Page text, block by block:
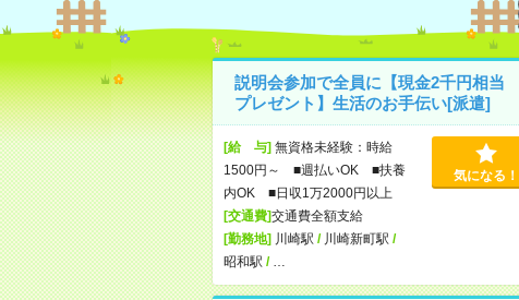
説明会参加で全員に【現金2千円相当
プレゼント】生活のお手伝い[派遣]
[給 与]無資格未経験：時給
1500円～ ■週払いOK ■扶養
内OK ■日収1万2000円以上
[交通費]交通費全額支給
[勤務地]川崎駅 / 川崎新町駅 /
昭和駅 /
気になる！